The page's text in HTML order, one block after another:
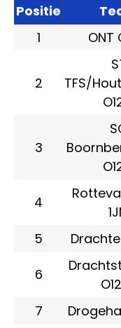
Positie
1
ONT
2
TFS/
3
4
5
6
7